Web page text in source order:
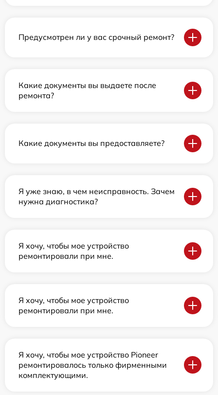
Предусмотрен ли у вас срочный ремонт?
Какие документы вы выдаете после
ремонта?
Какие документы вы предоставляете?
Я уже знаю, в чем неисправность. Зачем
нужна диагностика?
Я хочу, чтобы мое устройство
ремонтировали при мне.
Я хочу, чтобы мое устройство
ремонтировали при мне.
Я хочу, чтобы мое устройство Pioneer
ремонтировалось только фирменными
комплектующими.